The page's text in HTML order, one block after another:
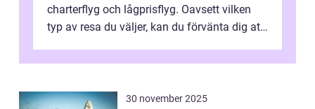
charterflyg och lågprisflyg. Oavsett vilken
typ av resa du väljer, kan du förvänta dig att
30 november 2025